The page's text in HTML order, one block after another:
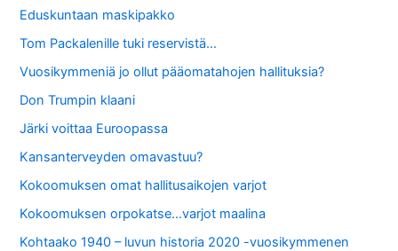
Eduskuntaan maskipakko
Tom Packalenille tuki reservistä…
Vuosikymmeniä jo ollut pääomatahojen hallituksia?
Don Trumpin klaani
Järki voittaa Euroopassa
Kansanterveyden omavastuu?
Kokoomuksen omat hallitusaikojen varjot
Kokoomuksen orpokatse…varjot maalina
Kohtaako 1940 – luvun historia 2020 -vuosikymmenen